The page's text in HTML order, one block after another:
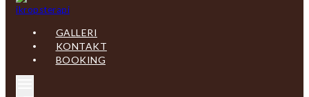
GALLERI
KONTAKT
BOOKING